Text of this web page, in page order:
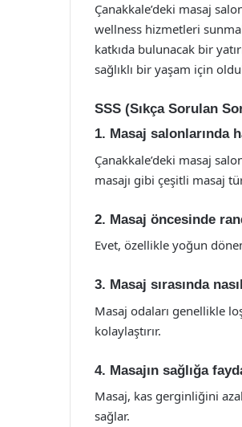
Çanakkale’deki masaj
wellness hizmetleri
katkıda bulunacak bir
sağlıklı bir yaşam için
SSS (Sıkça Sorulan
1. Masaj salonlarında
Çanakkale’deki masaj
masajı gibi çeşitli masaj
2. Masaj öncesinde
Evet, özellikle yoğun
3. Masaj sırasında
Masaj odaları genellikle
kolaylaştırır.
4. Masajın sağlığa
Masaj, kas gerginliğini
sağlar.